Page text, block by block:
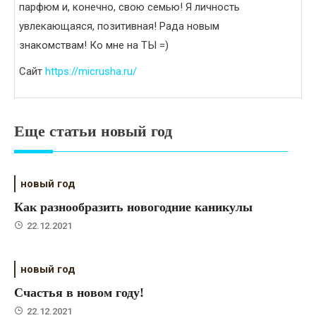
парфюм и, конечно, свою семью! Я личность
увлекающаяся, позитивная! Рада новым
знакомствам! Ко мне на ТЫ =)
Сайт https://micrusha.ru/
Еще статьи новый год
новый год
Как разнообразить новогодние каникулы
22.12.2021
новый год
Счастья в новом году!
22.12.2021